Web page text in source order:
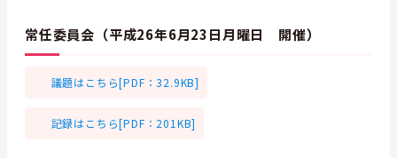
常任委員会（平成26年6月23日月曜日 開催）
議題はこちら[PDF：32.9KB]
記録はこちら[PDF：201KB]